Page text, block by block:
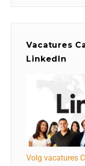
Vacatures
LinkedIn
Volg vacatures